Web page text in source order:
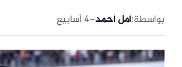
بواسطة:أمل أحمد–4 أسابيع